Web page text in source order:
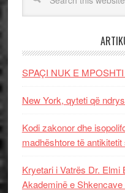
SPAÇI NUK E
New York, qyteti që
Kodi zakonor dhe
madhështore të antikitetit
Kryetari i Vatrës Dr.
Akademinë e